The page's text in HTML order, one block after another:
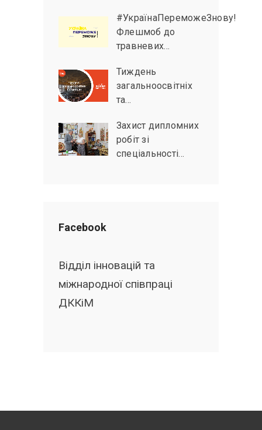
#УкраїнаПереможеЗнову!
Флешмоб до
травневих…
Тиждень
загальноосвітніх
та…
Захист дипломних
робіт зі
спеціальності…
Facebook
Відділ інновацій та
міжнародної співпраці
ДККіМ